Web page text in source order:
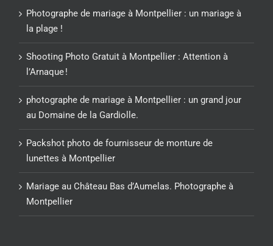
Photographe de mariage à Montpellier : un mariage à
la plage !
Shooting Photo Gratuit à Montpellier : Attention à
l’Arnaque !
photographe de mariage à Montpellier : un grand jour
au Domaine de la Gardiolle.
Packshot photo de fournisseur de monture de
lunettes à Montpellier
Mariage au Château Bas d’Aumelas. Photographe à
Montpellier